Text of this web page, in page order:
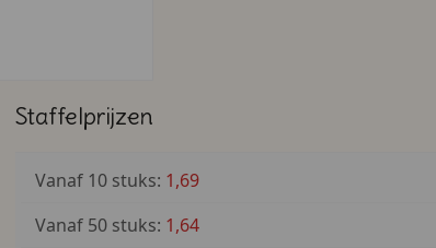
Staffelprijzen
Vanaf 10 stuks: 1,69
Vanaf 50 stuks: 1,64